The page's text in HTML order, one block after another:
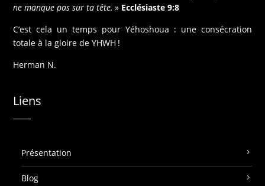
ne manque pas sur ta tête. » Ecclésiaste 9:8
C’est cela un temps pour Yéhoshoua : une consécration
totale à la gloire de YHWH !
Herman N.
Liens
Présentation
Blog